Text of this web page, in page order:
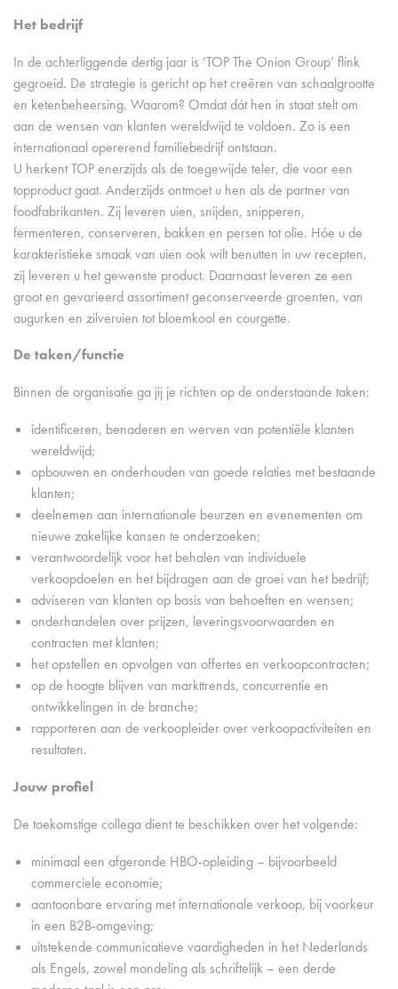
Het bedrijf
In de achterliggende dertig jaar is ‘TOP The Onion Group’ flink
gegroeid. De strategie is gericht op het creëren van schaalgrootte
en ketenbeheersing. Waarom? Omdat dát hen in staat stelt om
aan de wensen van klanten wereldwijd te voldoen. Zo is een
internationaal opererend familiebedrijf ontstaan.
U herkent TOP enerzijds als de toegewijde teler, die voor een
topproduct gaat. Anderzijds ontmoet u hen als de partner van
foodfabrikanten. Zij leveren uien, snijden, snipperen,
fermenteren, conserveren, bakken en persen tot olie. Hóe u de
karakteristieke smaak van uien ook wilt benutten in uw recepten,
zij leveren u het gewenste product. Daarnaast leveren ze een
groot en gevarieerd assortiment geconserveerde groenten, van
augurken en zilveruien tot bloemkool en courgette.
De taken/functie
Binnen de organisatie ga jij je richten op de onderstaande taken:
identificeren, benaderen en werven van potentiële klanten
wereldwijd;
opbouwen en onderhouden van goede relaties met bestaande
klanten;
deelnemen aan internationale beurzen en evenementen om
nieuwe zakelijke kansen te onderzoeken;
verantwoordelijk voor het behalen van individuele
verkoopdoelen en het bijdragen aan de groei van het bedrijf;
adviseren van klanten op basis van behoeften en wensen;
onderhandelen over prijzen, leveringsvoorwaarden en
contracten met klanten;
het opstellen en opvolgen van offertes en verkoopcontracten;
op de hoogte blijven van markttrends, concurrentie en
ontwikkelingen in de branche;
rapporteren aan de verkoopleider over verkoopactiviteiten en
resultaten.
Jouw profiel
De toekomstige collega dient te beschikken over het volgende:
minimaal een afgeronde HBO-opleiding – bijvoorbeeld
commerciele economie;
aantoonbare ervaring met internationale verkoop, bij voorkeur
in een B2B-omgeving;
uitstekende communicatieve vaardigheden in het Nederlands
als Engels, zowel mondeling als schriftelijk – een derde